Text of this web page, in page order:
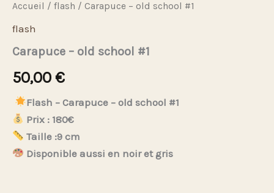
Accueil / flash / Carapuce – old school #1
flash
Carapuce – old school #1
50,00 €
Flash – Carapuce – old school #1
Prix : 180€
Taille :9 cm
Disponible aussi en noir et gris